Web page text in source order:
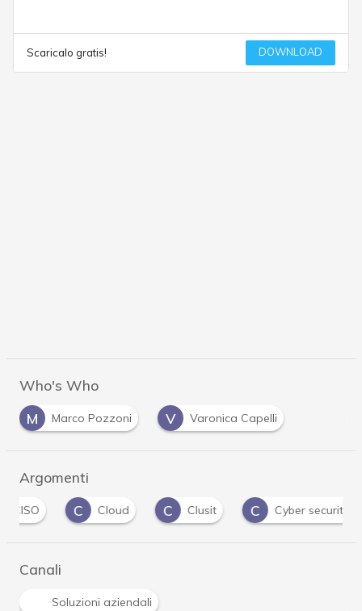
Scaricalo gratis! DOWNLOAD
Who's Who
M
Marco Pozzoni V Varonica Capelli
Argomenti
C
Cloud C Clusit C Cyber security D
Canali
Soluzioni aziendali